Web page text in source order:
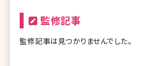
監修記事
監修記事は見つかりませんでした。